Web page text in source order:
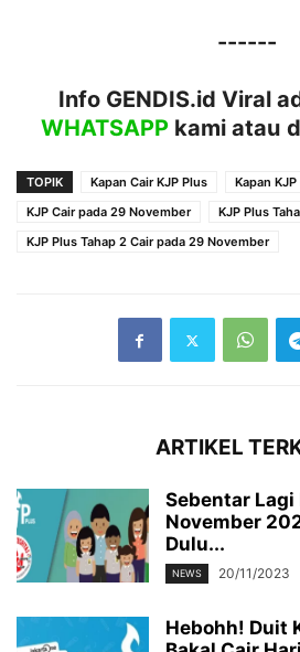
------
Info GENDIS.id Viral
WHATSAPPkami atau
TOPIK Kapan Cair KJP Plus
Kapan KJP
KJP Cair pada 29 November
KJP Plus
KJP Plus Tahap 2 Cair pada 29 November
ARTIKEL
Sebentar Lagi
November
Dulu...
NEWS 20/11/2023
Hebohh! Duit